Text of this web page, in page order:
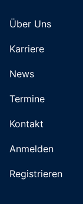
Über Uns
Karriere
News
Termine
Kontakt
Anmelden
Registrieren